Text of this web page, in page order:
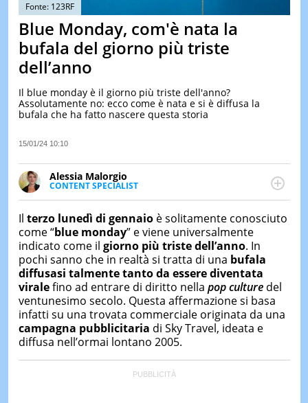
TEST
DI
IERI
Fonte: 123RF
Blue Monday, com'è nata la
bufala del giorno più triste
dell’anno
Il blue monday è il giorno più triste dell'anno?
Assolutamente no: ecco come è nata e si è diffusa la
bufala che ha fatto nascere questa storia
15/01/24 10:10
Alessia Malorgio
CONTENT SPECIALIST
Ha conseguito un Master in Marketing Management
occupa della creazione di contenuti in ottica SEO e
dello sviluppo di strategie marketing attraverso
canali digitali.
Il terzo lunedì di gennaioè solitamente conosciuto
come “blue monday” e viene universalmente
indicato come il giorno più triste dell’anno. In
pochi sanno che in realtà si tratta di una bufala
diffusasi talmente tanto da essere diventata
viralefino ad entrare di diritto nella pop culture del
ventunesimo secolo. Questa affermazione si basa
infatti su una trovata commerciale originata da una
campagna pubblicitaria di Sky Travel, ideata e
diffusa nell’ormai lontano 2005.